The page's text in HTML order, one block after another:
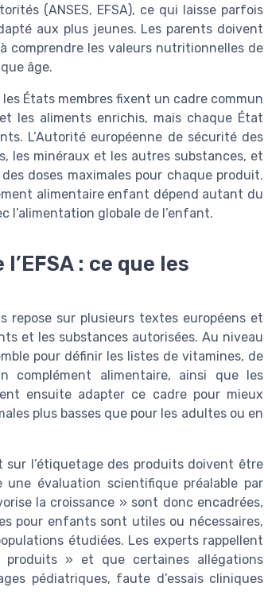
(ANSES, EFSA), ce qui laisse parfois
aux plus jeunes. Les parents doivent
comprendre les valeurs nutritionnelles de
âge.
États membres fixent un cadre commun
les aliments enrichis, mais chaque État
L’Autorité européenne de sécurité des
les minéraux et les autres substances, et
doses maximales pour chaque produit.
alimentaire enfant dépend autant du
l’alimentation globale de l’enfant.
: ce que les
repose sur plusieurs textes européens et
et les substances autorisées. Au niveau
pour définir les listes de vitamines, de
complément alimentaire, ainsi que les
ensuite adapter ce cadre pour mieux
plus basses que pour les adultes ou en
l’étiquetage des produits doivent être
une évaluation scientifique préalable par
la croissance » sont donc encadrées,
pour enfants sont utiles ou nécessaires,
étudiées. Les experts rappellent
produits » et que certaines allégations
pédiatriques, faute d’essais cliniques